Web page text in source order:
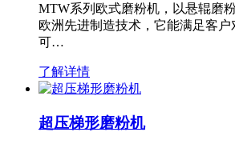
MTW系列欧式磨粉机，以悬辊磨
欧洲先进制造技术，它能满足客
可…
了解详情
超压梯形磨粉机